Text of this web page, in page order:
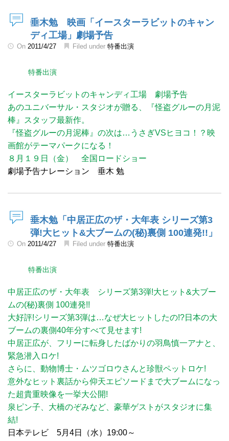
垂木勉 映画「イースターラビットのキャン
ディ工場」劇場予告
On 2011/4/27 Filed under 特番出演
特番出演
イースターラビットのキャンディ工場 劇場予告
あのユニバーサル・スタジオが贈る、『怪盗グルーの月泥
棒』スタッフ最新作。
『怪盗グルーの月泥棒』の次は…うさぎVSヒヨコ！？映
画館がテーマパークになる！
８月１９日（金） 全国ロードショー
劇場予告ナレーション 垂木 勉
垂木勉「中居正広のザ・大年表 シリーズ第3
弾!大ヒット&大ブームの(秘)裏側 100連発!!」
On 2011/4/27 Filed under 特番出演
特番出演
中居正広のザ・大年表 シリーズ第3弾!大ヒット&大ブー
ムの(秘)裏側 100連発!!
大好評!シリーズ第3弾は…なぜ大ヒットしたの!?日本の大
ブームの裏側40年分すべて見せます!
中居正広が、フリーに転身したばかりの羽鳥慎一アナと、
緊急潜入ロケ!
さらに、動物博士・ムツゴロウさんと珍獣ペットロケ!
意外なヒット裏話から仰天エピソードまで大ブームになっ
た超貴重映像を一挙大公開!
泉ピン子、大橋のぞみなど、豪華ゲストがスタジオに集
結!
日本テレビ 5月4日（水）19:00～